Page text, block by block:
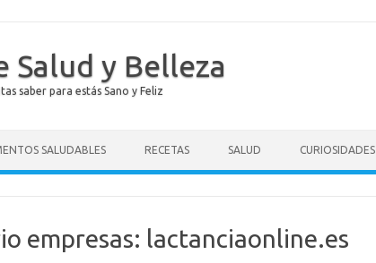
Salud y Belleza
saber para estás Sano y Feliz
SALUDABLES RECETAS SALUD CURIOSIDADES
empresas: lactanciaonline.es